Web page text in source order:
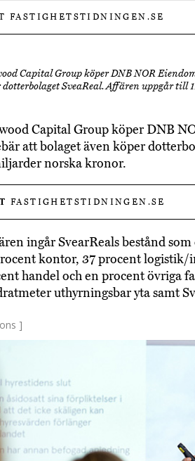
FASTIGHETSTIDNINGEN.SE
Capital Group köper DNB NOR
dotterbolaget SveaReal. Affären uppgår till
Capital Group köper DNB
att bolaget även köper
norska kronor.
FASTIGHETSTIDNINGEN.SE
ingår SvearReals bestånd
kontor, 37 procent logistik/
handel och en procent övriga
uthyrningsbar yta samt
]